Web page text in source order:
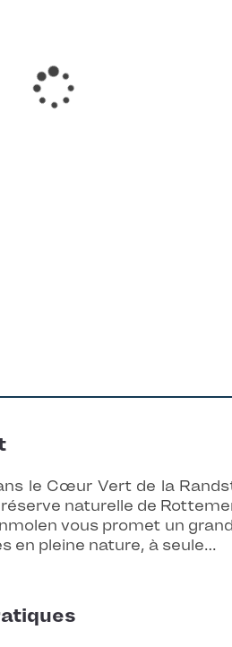
le Cœur Vert de la
naturelle de
vous promet un
en pleine nature, à seule…